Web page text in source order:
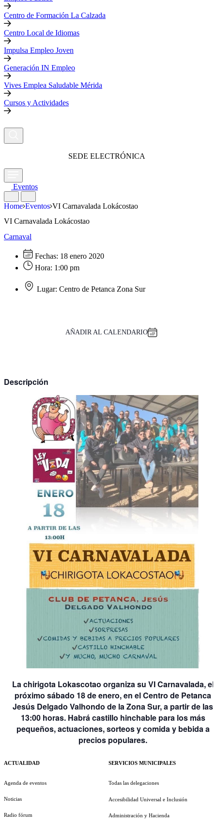
Centro de Formación La Calzada
Centro Local de Idiomas
Impulsa Empleo Joven
Generación IN Empleo
Vives Emplea Saludable Mérida
Cursos y Actividades
SEDE ELECTRÓNICA
Eventos
Home Eventos VI Carnavalada Lokácostao
VI Carnavalada Lokácostao
Carnaval
Fechas: 18 enero 2020
Hora: 1:00 pm
Lugar: Centro de Petanca Zona Sur
AÑADIR AL CALENDARIO
Descripción
La chirigota Lokascotao organiza su VI Carnavalada, el
próximo sábado 18 de enero, en el Centro de Petanca
Jesús Delgado Valhondo de la Zona Sur, a partir de las
13:00 horas. Habrá castillo hinchable para los más
pequeños, actuaciones, sorteos y comida y bebida a
precios populares.
ACTUALIDAD
Agenda de eventos
Noticias
Radio fórum
SERVICIOS MUNICIPALES
Todas las delegaciones
Accesibilidad Universal e Inclusión
Administración y Hacienda